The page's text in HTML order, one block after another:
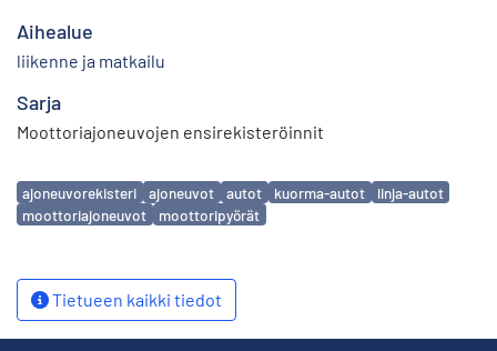
Aihealue
liikenne ja matkailu
Sarja
Moottoriajoneuvojen ensirekisteröinnit
Avainsanat
ajoneuvorekisteri ajoneuvot autot kuorma-autot
linja-autot
moottoriajoneuvot
moottoripyörät
Tietueen kaikki tiedot